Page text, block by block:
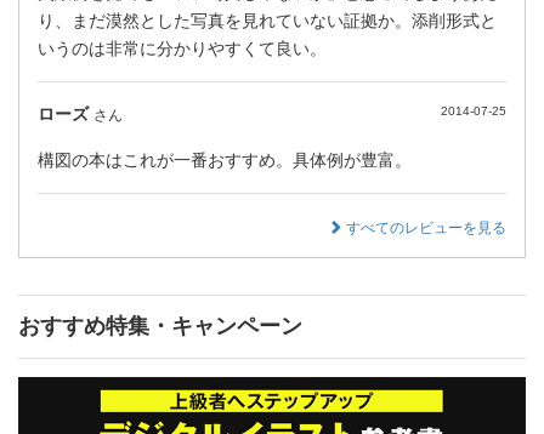
り、まだ漠然とした写真を見れていない証拠か。添削形式と
いうのは非常に分かりやすくて良い。
ローズ さん 2014-07-25
構図の本はこれが一番おすすめ。具体例が豊富。
すべてのレビューを見る
おすすめ特集・キャンペーン